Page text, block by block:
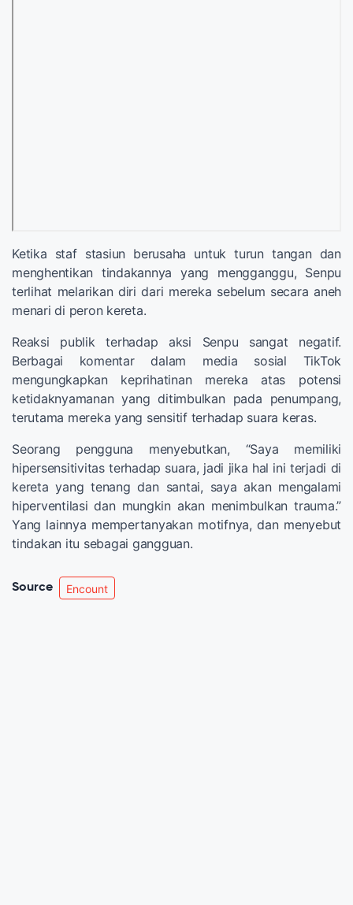
Ketika staf stasiun berusaha untuk turun tangan dan
menghentikan tindakannya yang mengganggu, Senpu
terlihat melarikan diri dari mereka sebelum secara aneh
menari di peron kereta.
Reaksi publik terhadap aksi Senpu sangat negatif.
Berbagai komentar dalam media sosial TikTok
mengungkapkan keprihatinan mereka atas potensi
ketidaknyamanan yang ditimbulkan pada penumpang,
terutama mereka yang sensitif terhadap suara keras.
Seorang pengguna menyebutkan, “Saya memiliki
hipersensitivitas terhadap suara, jadi jika hal ini terjadi di
kereta yang tenang dan santai, saya akan mengalami
hiperventilasi dan mungkin akan menimbulkan trauma.”
Yang lainnya mempertanyakan motifnya, dan menyebut
tindakan itu sebagai gangguan.
Source Encount